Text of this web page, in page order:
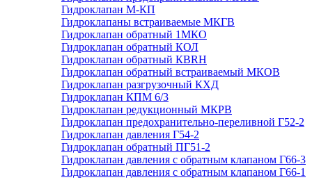
Гидроклапан М-КП
Гидроклапаны встраиваемые МКГВ
Гидроклапан обратный 1МКО
Гидроклапан обратный КОЛ
Гидроклапан обратный КВRН
Гидроклапан обратный встраиваемый МКОВ
Гидроклапан разгрузочный КХД
Гидроклапан КПМ 6/3
Гидроклапан редукционный МКРВ
Гидроклапан предохранительно-переливной Г52-2
Гидроклапан давления Г54-2
Гидроклапан обратный ПГ51-2
Гидроклапан давления с обратным клапаном Г66-3
Гидроклапан давления с обратным клапаном Г66-1